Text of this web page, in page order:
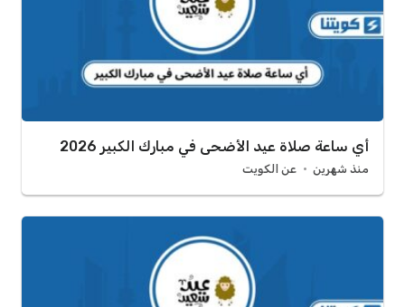
أي ساعة صلاة عيد الأضحى في مبارك الكبير 2026
منذ شهرين عن الكويت